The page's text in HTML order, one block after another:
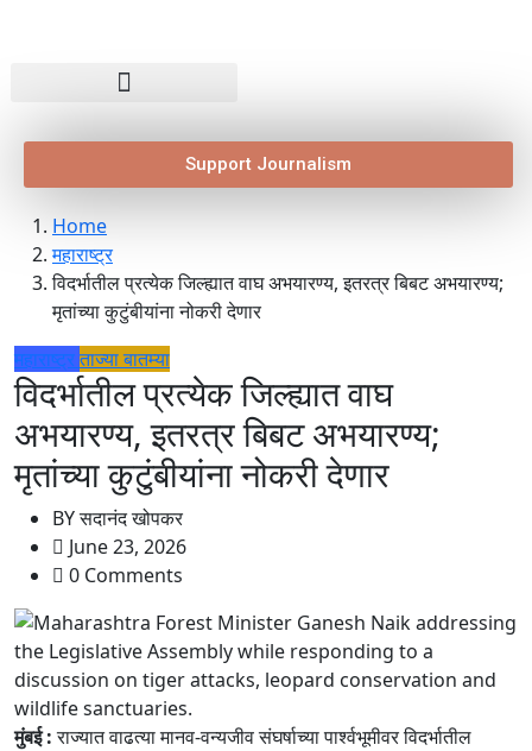
Support Journalism
Home
महाराष्ट्र
विदर्भातील प्रत्येक जिल्ह्यात वाघ अभयारण्य, इतरत्र बिबट अभयारण्य;
मृतांच्या कुटुंबीयांना नोकरी देणार
महाराष्ट्रताज्या बातम्या
विदर्भातील प्रत्येक जिल्ह्यात वाघ
अभयारण्य, इतरत्र बिबट अभयारण्य;
मृतांच्या कुटुंबीयांना नोकरी देणार
BYसदानंद खोपकर
June 23, 2026
0 Comments
मुंबई :राज्यात वाढत्या मानव-वन्यजीव संघर्षाच्या पार्श्वभूमीवर विदर्भातील